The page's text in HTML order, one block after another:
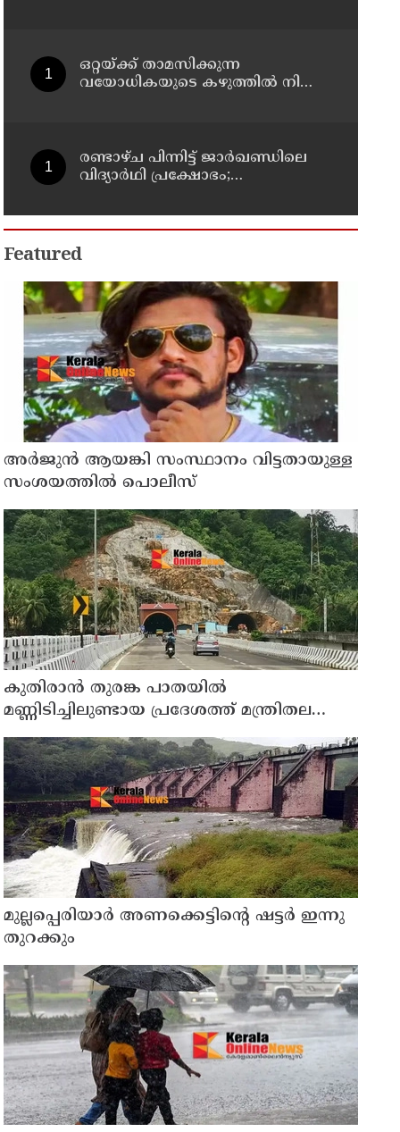
ഒറ്റയ്ക്ക് താമസിക്കുന്ന
വയോധികയുടെ കഴുത്തില്‍ നിന്ന്
രണ്ടാഴ്ച പിന്നിട്ട് ജാര്‍ഖണ്ഡിലെ
വിദ്യാര്‍ഥി പ്രക്ഷോഭം;
രാഹുല്‍ ഗാന്ധി
Featured
അര്‍ജുന്‍ ആയങ്കി സംസ്ഥാനം വിട്ടതായുള്ള
സംശയത്തില്‍ പൊലീസ്
കുതിരാന്‍ തുരങ്ക പാതയില്‍
മണ്ണിടിച്ചിലുണ്ടായ പ്രദേശത്ത് മന്ത്രിതല
സംഘത്തിന്റെ അടിയന്തര സന്ദര്‍ശനം
മുല്ലപ്പെരിയാര്‍ അണക്കെട്ടിന്റെ ഷട്ടര്‍ ഇന്നു
തുറക്കും